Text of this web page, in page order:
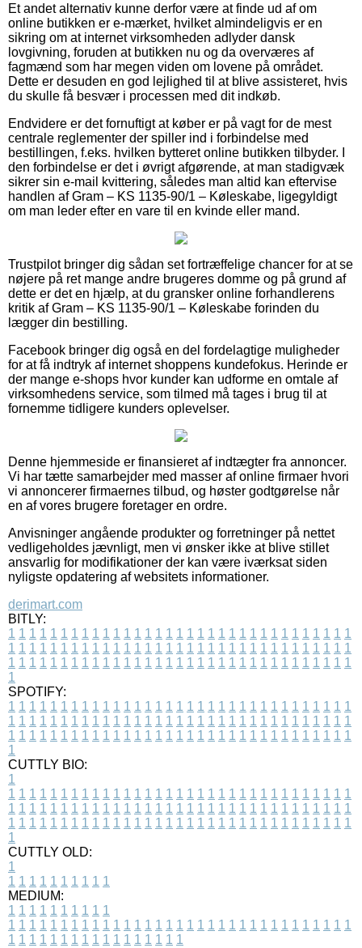
Et andet alternativ kunne derfor være at finde ud af om
online butikken er e-mærket, hvilket almindeligvis er en
sikring om at internet virksomheden adlyder dansk
lovgivning, foruden at butikken nu og da overværes af
fagmænd som har megen viden om lovene på området.
Dette er desuden en god lejlighed til at blive assisteret, hvis
du skulle få besvær i processen med dit indkøb.
Endvidere er det fornuftigt at køber er på vagt for de mest
centrale reglementer der spiller ind i forbindelse med
bestillingen, f.eks. hvilken bytteret online butikken tilbyder. I
den forbindelse er det i øvrigt afgørende, at man stadigvæk
sikrer sin e-mail kvittering, således man altid kan eftervise
handlen af Gram – KS 1135-90/1 – Køleskabe, ligegyldigt
om man leder efter en vare til en kvinde eller mand.
Trustpilot bringer dig sådan set fortræffelige chancer for at se
nøjere på ret mange andre brugeres domme og på grund af
dette er det en hjælp, at du gransker online forhandlerens
kritik af Gram – KS 1135-90/1 – Køleskabe forinden du
lægger din bestilling.
Facebook bringer dig også en del fordelagtige muligheder
for at få indtryk af internet shoppens kundefokus. Herinde er
der mange e-shops hvor kunder kan udforme en omtale af
virksomhedens service, som tilmed må tages i brug til at
fornemme tidligere kunders oplevelser.
Denne hjemmeside er finansieret af indtægter fra annoncer.
Vi har tætte samarbejder med masser af online firmaer hvori
vi annoncerer firmaernes tilbud, og høster godtgørelse når
en af vores brugere foretager en ordre.
Anvisninger angående produkter og forretninger på nettet
vedligeholdes jævnligt, men vi ønsker ikke at blive stillet
ansvarlig for modifikationer der kan være iværksat siden
nyligste opdatering af websitets informationer.
derimart.com
BITLY:
1 1 1 1 1 1 1 1 1 1 1 1 1 1 1 1 1 1 1 1 1 1 1 1 1 1 1 1 1 1 1 1 1
1 1 1 1 1 1 1 1 1 1 1 1 1 1 1 1 1 1 1 1 1 1 1 1 1 1 1 1 1 1 1 1 1
1 1 1 1 1 1 1 1 1 1 1 1 1 1 1 1 1 1 1 1 1 1 1 1 1 1 1 1 1 1 1 1 1
1
SPOTIFY:
1 1 1 1 1 1 1 1 1 1 1 1 1 1 1 1 1 1 1 1 1 1 1 1 1 1 1 1 1 1 1 1 1
1 1 1 1 1 1 1 1 1 1 1 1 1 1 1 1 1 1 1 1 1 1 1 1 1 1 1 1 1 1 1 1 1
1 1 1 1 1 1 1 1 1 1 1 1 1 1 1 1 1 1 1 1 1 1 1 1 1 1 1 1 1 1 1 1 1
1
CUTTLY BIO:
1
1 1 1 1 1 1 1 1 1 1 1 1 1 1 1 1 1 1 1 1 1 1 1 1 1 1 1 1 1 1 1 1 1
1 1 1 1 1 1 1 1 1 1 1 1 1 1 1 1 1 1 1 1 1 1 1 1 1 1 1 1 1 1 1 1 1
1 1 1 1 1 1 1 1 1 1 1 1 1 1 1 1 1 1 1 1 1 1 1 1 1 1 1 1 1 1 1 1 1
1
CUTTLY OLD:
1
1 1 1 1 1 1 1 1 1 1
MEDIUM:
1 1 1 1 1 1 1 1 1 1
1 1 1 1 1 1 1 1 1 1 1 1 1 1 1 1 1 1 1 1 1 1 1 1 1 1 1 1 1 1 1 1 1
1 1 1 1 1 1 1 1 1 1 1 1 1 1 1 1 1